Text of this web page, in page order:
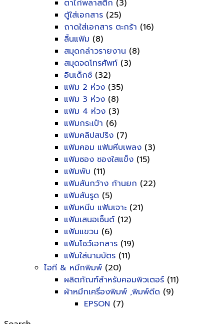
ตาไก่พลาสติก (3)
ตู้ใส่เอกสาร (25)
ถาดใส่เอกสาร ตะกร้า (16)
ลิ้นแฟ้ม (8)
สมุดกล่าวรายงาน (8)
สมุดจดโทรศัพท์ (3)
อินเด็กซ์ (32)
แฟ้ม 2 ห่วง (35)
แฟ้ม 3 ห่วง (8)
แฟ้ม 4 ห่วง (3)
แฟ้มกระเป๋า (6)
แฟ้มคลิปสปริง (7)
แฟ้มคอม แฟ้มหีบเพลง (3)
แฟ้มซอง ซองใสแข็ง (15)
แฟ้มพับ (11)
แฟ้มสันกว้าง ก้านยก (22)
แฟ้มสันรูด (5)
แฟ้มหนีบ แฟ้มเจาะ (21)
แฟ้มเสนอเซ็นต์ (12)
แฟ้มแขวน (6)
แฟ้มโชว์เอกสาร (19)
แฟ้มใส่นามบัตร (11)
ไอที & หมึกพิมพ์ (20)
ผลิตภัณฑ์สำหรับคอมพิวเตอร์ (11)
ผ้าหมึกเครื่องพิมพ์ ,พิมพ์ดีด (9)
EPSON (7)